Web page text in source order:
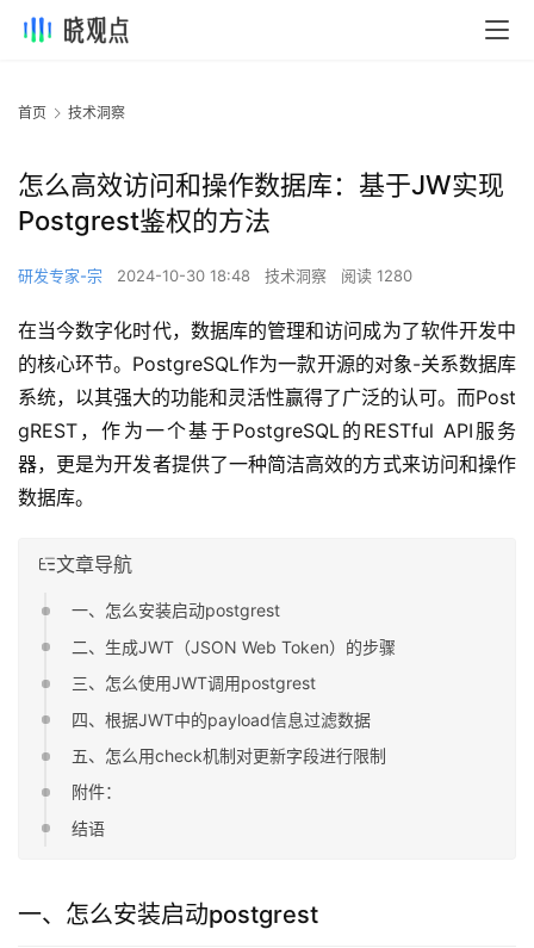
首页 技术洞察
怎么高效访问和操作数据库：基于JW实现
Postgrest鉴权的方法
研发专家-宗 2024-10-30 18:48 技术洞察 阅读 1280
在当今数字化时代，数据库的管理和访问成为了软件开发中
的核心环节。PostgreSQL作为一款开源的对象-关系数据库
系统，以其强大的功能和灵活性赢得了广泛的认可。而Post
gREST，作为一个基于PostgreSQL的RESTful API服务
器，更是为开发者提供了一种简洁高效的方式来访问和操作
数据库。
文章导航
一、怎么安装启动postgrest
二、生成JWT（JSON Web Token）的步骤
三、怎么使用JWT调用postgrest
四、根据JWT中的payload信息过滤数据
五、怎么用check机制对更新字段进行限制
附件：
结语
一、怎么安装启动postgrest